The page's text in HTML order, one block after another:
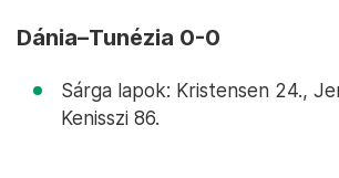
Dánia–Tunézia 0-0
Sárga lapok: Kristensen 24.,
Kenisszi 86.